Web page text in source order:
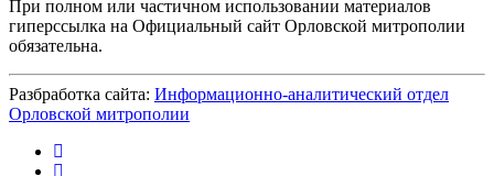
При полном или частичном использовании материалов
гиперссылка на Официальный сайт Орловской митрополии
обязательна.
Разбработка сайта: Информационно-аналитический отдел
Орловской митрополии